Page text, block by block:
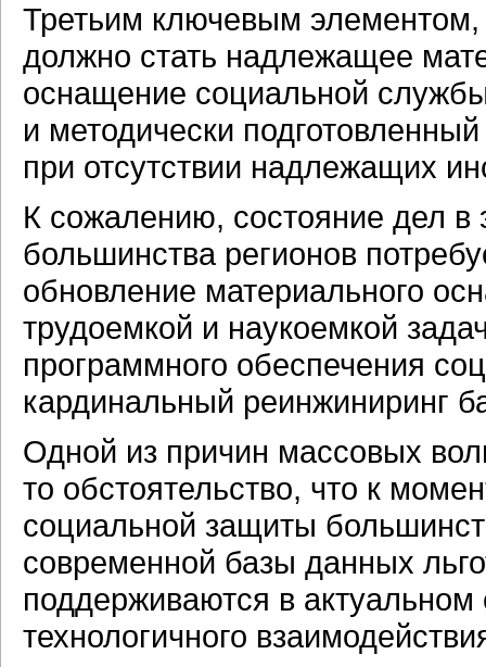
Третьим ключевым
должно стать надлежащее
оснащение социальной
и методически
при отсутствии надлежащих
К сожалению, состояние дел в
большинства регионов
обновление материального
трудоемкой и наукоемкой
программного обеспечения
кардинальный реинжиниринг
Одной из причин массовых
то обстоятельство, что к
социальной защиты
современной базы данных
поддерживаются в актуальном
технологичного